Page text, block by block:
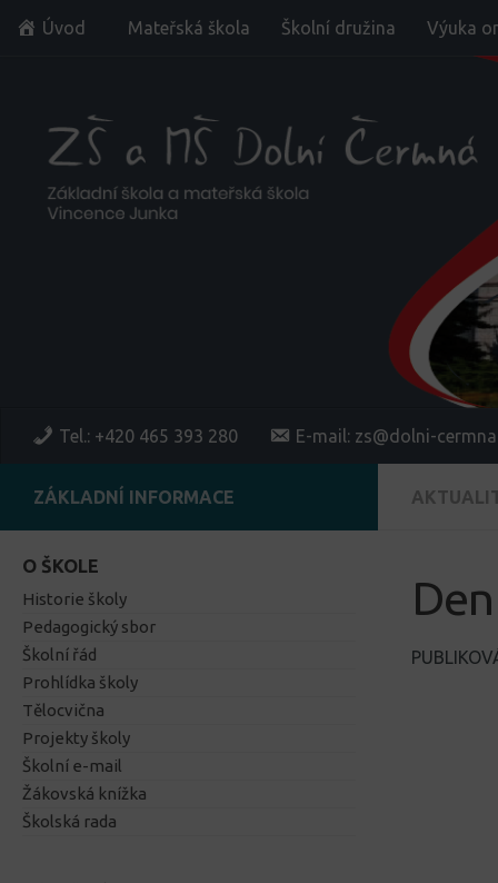
Skip to content
Úvod Mateřská škola Školní družina Výuka
Tel.: +420 465 393 280 E-mail: zs@dolni-
ZÁKLADNÍ INFORMACE
O ŠKOLE
Historie školy
Pedagogický sbor
Školní řád
Prohlídka školy
Tělocvična
Projekty školy
Školní e-mail
Žákovská knížka
Školská rada